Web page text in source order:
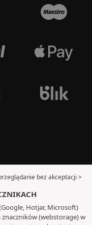
bez akceptacji >
Hotjar, Microsoft)
(webstorage) w